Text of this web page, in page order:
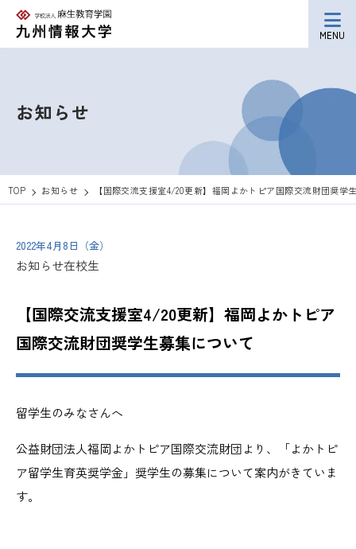
MENU
お知らせ
TOP お知らせ 【国際交流支援室4/20更新】福岡よかトピア国際交流財団奨学
2022年4月8日（金）
お知らせ在校生
【国際交流支援室4/20更新】福岡よかトピア
国際交流財団奨学生募集について
留学生のみなさんへ
公益財団法人福岡よかトピア国際交流財団より、「よかトピ
ア留学生育英奨学金」奨学生の募集について案内がきていま
す。